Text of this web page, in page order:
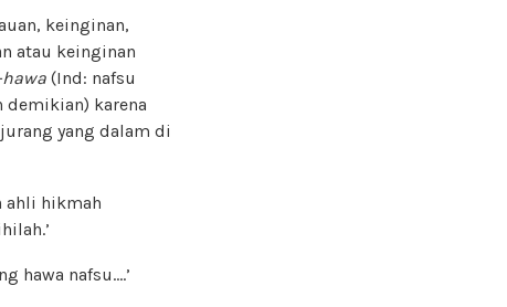
keinginan,
atau keinginan
(Ind: nafsu
demikian) karena
yang dalam di
ahli hikmah
hawa nafsu….’